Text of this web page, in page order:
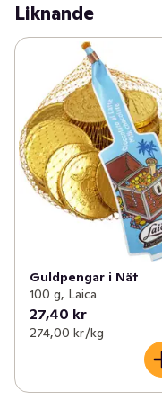
Liknande
Guldpengar i Nät
100 g, Laica
27,40 kr
274,00 kr /kg